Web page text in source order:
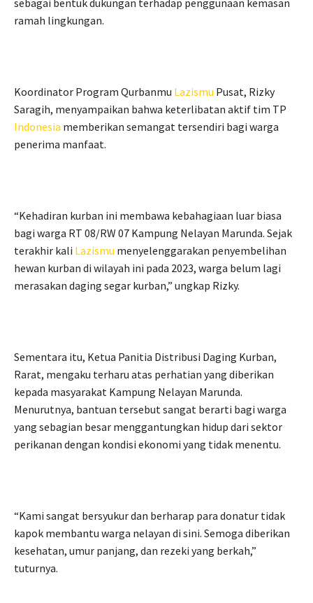
sebagai bentuk dukungan terhadap penggunaan kemasan
ramah lingkungan.
Koordinator Program Qurbanmu Lazismu Pusat, Rizky
Saragih, menyampaikan bahwa keterlibatan aktif tim TP
Indonesia memberikan semangat tersendiri bagi warga
penerima manfaat.
“Kehadiran kurban ini membawa kebahagiaan luar biasa
bagi warga RT 08/RW 07 Kampung Nelayan Marunda. Sejak
terakhir kali Lazismu menyelenggarakan penyembelihan
hewan kurban di wilayah ini pada 2023, warga belum lagi
merasakan daging segar kurban,” ungkap Rizky.
Sementara itu, Ketua Panitia Distribusi Daging Kurban,
Rarat, mengaku terharu atas perhatian yang diberikan
kepada masyarakat Kampung Nelayan Marunda.
Menurutnya, bantuan tersebut sangat berarti bagi warga
yang sebagian besar menggantungkan hidup dari sektor
perikanan dengan kondisi ekonomi yang tidak menentu.
“Kami sangat bersyukur dan berharap para donatur tidak
kapok membantu warga nelayan di sini. Semoga diberikan
kesehatan, umur panjang, dan rezeki yang berkah,”
tuturnya.